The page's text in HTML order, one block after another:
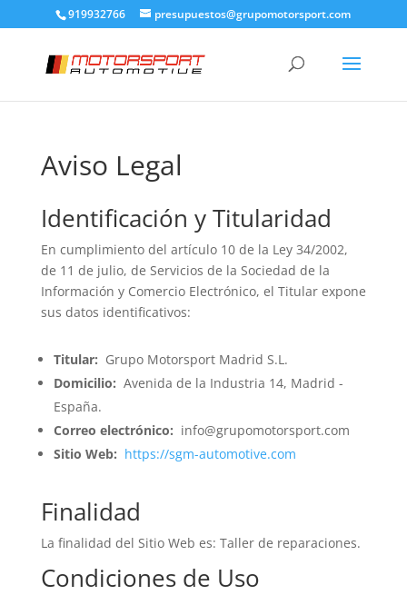
919932766 presupuestos@grupomotorsport.com
Aviso Legal
Identificación y Titularidad
En cumplimiento del artículo 10 de la Ley 34/2002,
de 11 de julio, de Servicios de la Sociedad de la
Información y Comercio Electrónico, el Titular expone
sus datos identificativos:
Titular: Grupo Motorsport Madrid S.L.
Domicilio: Avenida de la Industria 14, Madrid -
España.
Correo electrónico: info@grupomotorsport.com
Sitio Web: https://sgm-automotive.com
Finalidad
La finalidad del Sitio Web es: Taller de reparaciones.
Condiciones de Uso